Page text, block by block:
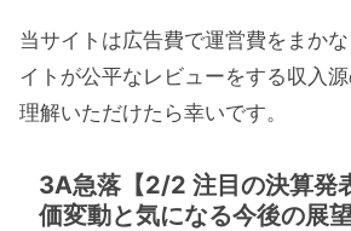
当サイトは広告費で運営費をまか
イトが公平なレビューをする収入
理解いただけたら幸いです。
3A急落【2/2 注目の決算発
価変動と気になる今後の展